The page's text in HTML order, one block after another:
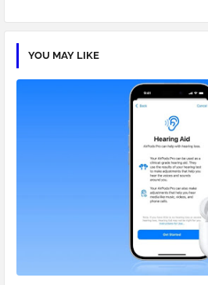
YOU MAY LIKE